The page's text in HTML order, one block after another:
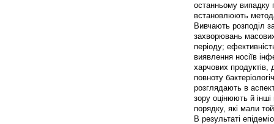
останньому випадку
встановлюють
Вивчають розподіл
захворювань
періоду;
виявлення носіїв
харчових продуктів,
повноту
розглядають в
зору оцінюють й інші
порядку, які мали
В результаті